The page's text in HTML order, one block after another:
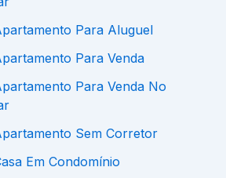
Para Aluguel
Para Venda
Para Venda No
Sem Corretor
Em Condomínio